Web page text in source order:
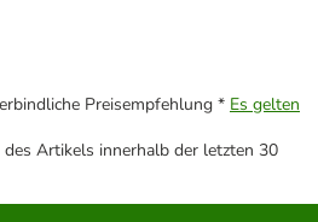
Preisempfehlung * Es gelten
Artikels innerhalb der letzten 30